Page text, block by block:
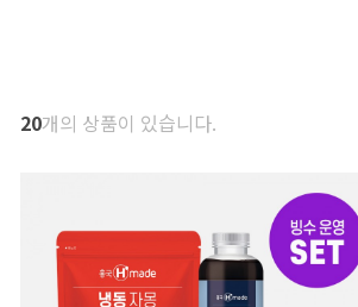
20개의 상품이 있습니다.